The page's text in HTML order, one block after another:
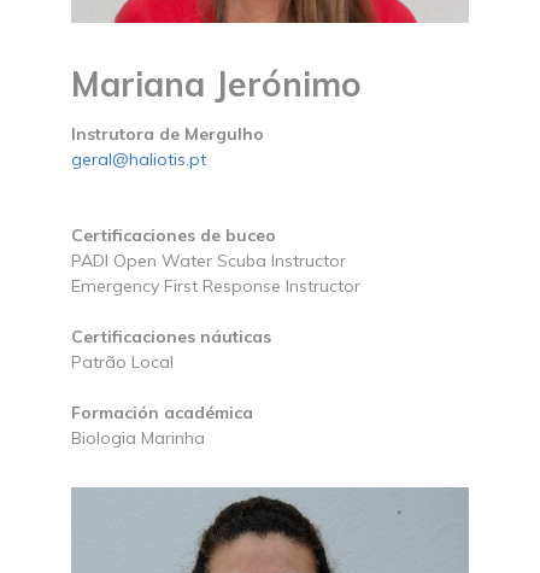
Mariana Jerónimo
Instrutora de Mergulho
geral@haliotis.pt
Certificaciones de buceo
PADI Open Water Scuba Instructor
Emergency First Response Instructor
Certificaciones náuticas
Patrão Local
Formación académica
Biologia Marinha